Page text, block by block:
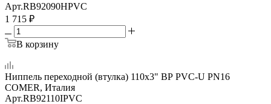
Арт.RB92090HPVC
1 715 ₽
В корзину
Ниппель переходной (втулка) 110x3" ВР PVC-U PN16
COMER, Италия
Арт.RB92110IPVC